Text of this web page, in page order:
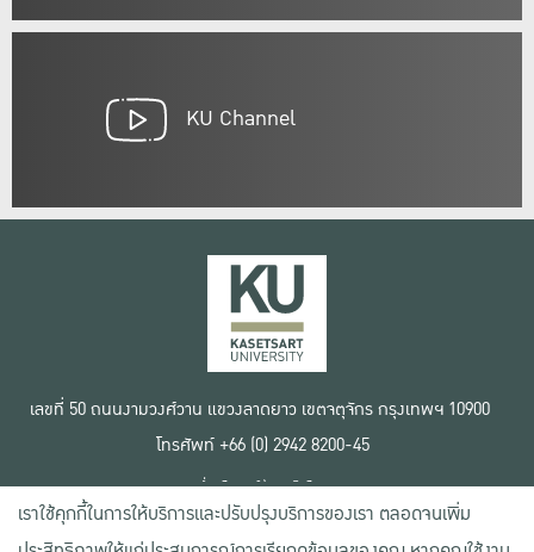
KU Channel
เลขที่ 50 ถนนงามวงศ์วาน แขวงลาดยาว เขตจตุจักร กรุงเทพฯ 10900
โทรศัพท์ +66 (0) 2942 8200-45
เงื่อนไขการใช้งานเว็บไซต์
ข้อตกลงด้านสิทธิ์ใช้งาน
นโยบายความเป็นส่วนตัว
เราใช้คุกกี้ในการให้บริการและปรับปรุงบริการของเรา ตลอดจนเพิ่ม